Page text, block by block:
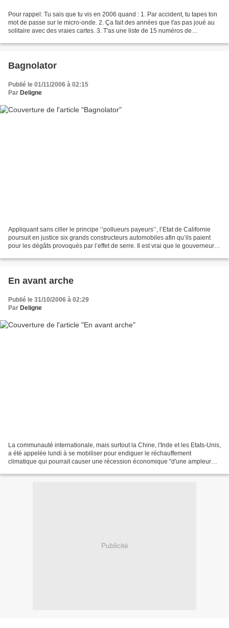
Pour rappel: Tu sais que tu vis en 2006 quand : 1. Par accident, tu tapes ton
mot de passe sur le micro-onde. 2. Ça fait des années que t'as pas joué au
solitaire avec des vraies cartes. 3. T'as une liste de 15 numéros de
Bagnolator
Publié le 01/11/2006 à 02:15
Par Deligne
Appliquant sans ciller le principe ‘’pollueurs payeurs’’, l’Etat de Californie
poursuit en justice six grands constructeurs automobiles afin qu’ils paient
pour les dégâts provoqués par l’effet de serre. Il est vrai que le gouverneur
En avant arche
Publié le 31/10/2006 à 02:29
Par Deligne
La communauté internationale, mais surtout la Chine, l'Inde et les Etats-Unis,
a été appelée lundi à se mobiliser pour endiguer le réchauffement
climatique qui pourrait causer une récession économique "d'une ampleur
Publicité